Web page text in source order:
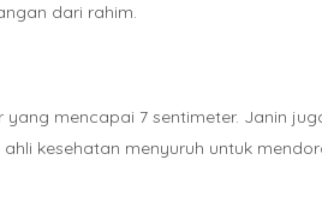
dari rahim.
mencapai 7 sentimeter. Janin
kesehatan menyuruh untuk